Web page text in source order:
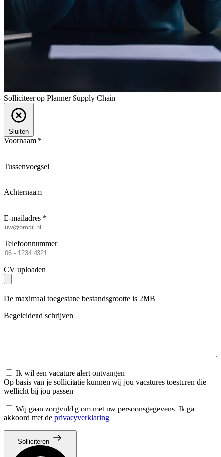
Solliciteer op Planner Supply Chain
Sluiten
Voornaam *
Tussenvoegsel
Achternaam
E-mailadres *
Telefoonnummer
CV uploaden
De maximaal toegestane bestandsgrootte is 2MB
Begeleidend schrijven
Ik wil een vacature alert ontvangen
Op basis van je sollicitatie kunnen wij jou vacatures toesturen die
wellicht bij jou passen.
Wij gaan zorgvuldig om met uw persoonsgegevens. Ik ga
akkoord met de privacyverklaring.
Solliciteren